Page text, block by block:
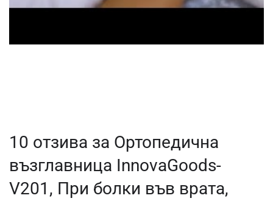
10 отзива за Ортопедична
възглавница InnovaGoods-
V201, При болки във врата,